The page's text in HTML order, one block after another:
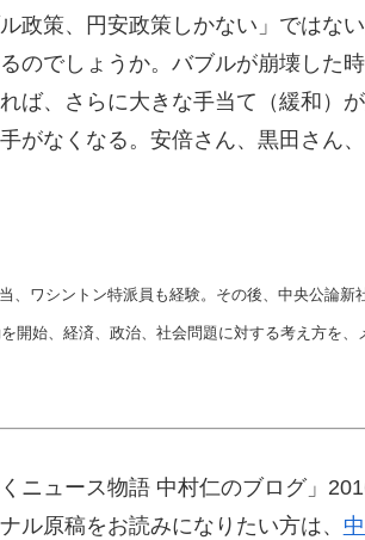
政策、円安政策しかない」ではない
のでしょうか。バブルが崩壊した
ば、さらに大きな手当て（緩和）
がなくなる。安倍さん、黒田さん
、ワシントン特派員も経験。その後、中央公論新
開始、経済、政治、社会問題に対する考え方を、
ニュース物語 中村仁のブログ」
ル原稿をお読みになりたい方は、